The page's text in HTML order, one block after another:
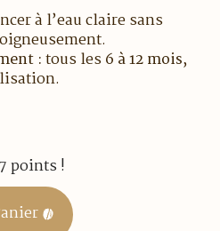
à l’eau claire sans
:tous les6 à 12 mois,
points !